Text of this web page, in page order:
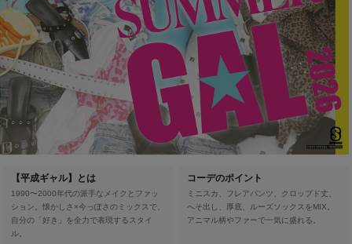
【平成ギャル】とは
1990〜2000年代の派手なメイクとファッ
ション。懐かしさ×今っぽさのミックスで、
自分の「好き」を全力で表現するスタイ
ル。
コーデのポイント
ミニスカ、フレアパンツ、クロップド丈、
へそ出し、厚底、ルーズソックスをMIX。
アニマル柄やファーで一気に盛れる。